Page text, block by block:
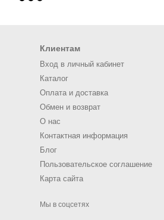
Клиентам
Вход в личный кабинет
Каталог
Оплата и доставка
Обмен и возврат
О нас
Контактная информация
Блог
Пользовательское соглашение
Карта сайта
Мы в соцсетях